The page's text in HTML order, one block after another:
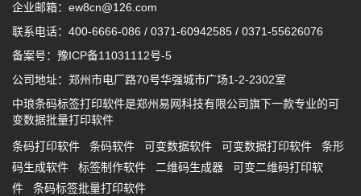
企业邮箱：ew8cn@126.com
联系电话： 400-6666-086 / 0371-60942585 / 0371-55626076
备案号： 豫ICP备11031112号-5
公司地址：郑州市电厂路70号华强城市广场1-2-2302室
中琅条码标签打印软件是郑州易网科技有限公司旗下一款专业的可
变数据批量打印软件
条码打印软件 条码软件 可变数据软件 可变数据打印软件
条形
码生成软件
标签制作软件 二维码生成器
可变二维码打印软
件
条码标签批量打印软件